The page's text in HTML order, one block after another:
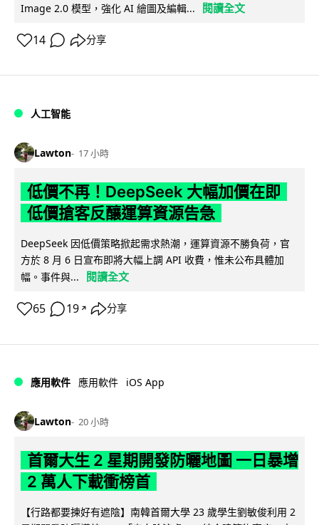
Image 2.0 模型，強化 AI 繪圖及編輯...
閱讀全文
14 分享
人工智能
Lawton 17 小時
低價不再！DeepSeek 大幅加價在即
低價搶客反釀運算資源告急
DeepSeek 因低價策略掀起需求熱潮，運算資源不勝負荷，官
方於 8 月 6 日宣布即將大幅上調 API 收費，惟未公布具體加
幅。事件與...
閱讀全文
65 19 ↗ 分享
應用軟件 應用軟件 iOS App
Lawton 20 小時
首爾大生 2 星期開發防曬地圖 一日暴增
2 萬人下載衝榜首
【行路都要揀好有遮陰】南韓首爾大學 23 歲學生劉敏俊利用 2